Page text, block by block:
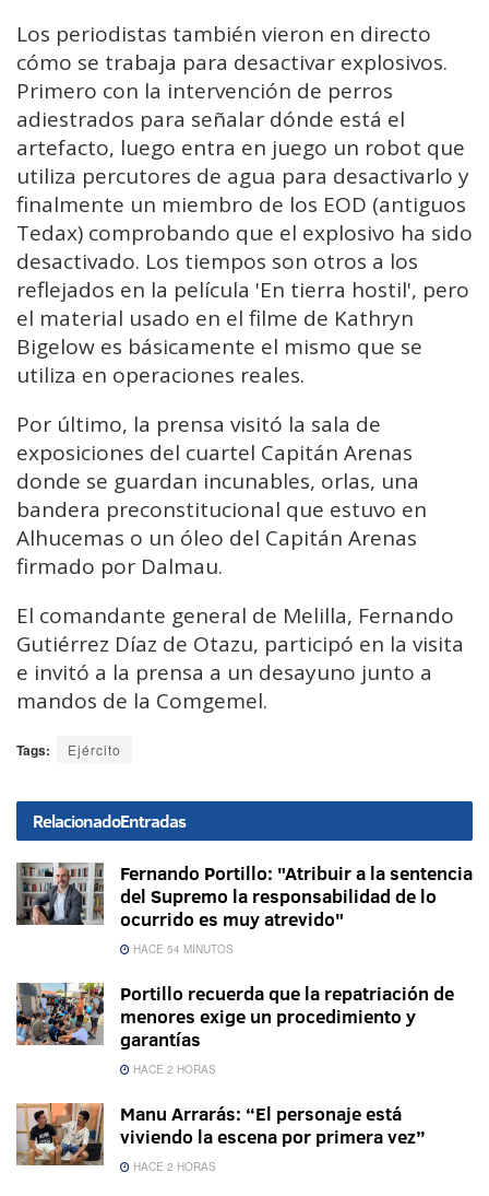
Los periodistas también vieron en directo
cómo se trabaja para desactivar explosivos.
Primero con la intervención de perros
adiestrados para señalar dónde está el
artefacto, luego entra en juego un robot que
utiliza percutores de agua para desactivarlo y
finalmente un miembro de los EOD (antiguos
Tedax) comprobando que el explosivo ha sido
desactivado. Los tiempos son otros a los
reflejados en la película 'En tierra hostil', pero
el material usado en el filme de Kathryn
Bigelow es básicamente el mismo que se
utiliza en operaciones reales.
Por último, la prensa visitó la sala de
exposiciones del cuartel Capitán Arenas
donde se guardan incunables, orlas, una
bandera preconstitucional que estuvo en
Alhucemas o un óleo del Capitán Arenas
firmado por Dalmau.
El comandante general de Melilla, Fernando
Gutiérrez Díaz de Otazu, participó en la visita
e invitó a la prensa a un desayuno junto a
mandos de la Comgemel.
Tags: Ejército
RelacionadoEntradas
Fernando Portillo: "Atribuir a la sentencia
del Supremo la responsabilidad de lo
ocurrido es muy atrevido"
HACE 54 MINUTOS
Portillo recuerda que la repatriación de
menores exige un procedimiento y
garantías
HACE 2 HORAS
Manu Arrarás: “El personaje está
viviendo la escena por primera vez”
HACE 2 HORAS